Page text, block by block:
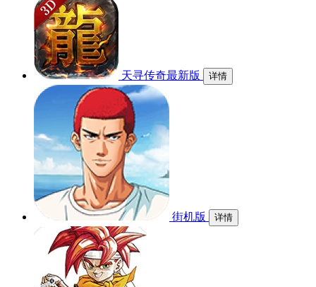
天寻传奇最新版 详情
街机版 详情